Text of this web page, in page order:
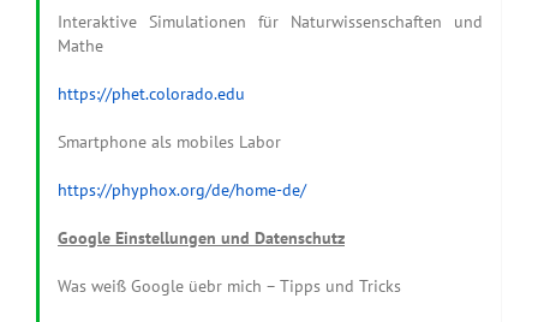
Interaktive Simulationen für Naturwissenschaften und
Mathe
https://phet.colorado.edu
Smartphone als mobiles Labor
https://phyphox.org/de/home-de/
Google Einstellungen und Datenschutz
Was weiß Google üebr mich – Tipps und Tricks